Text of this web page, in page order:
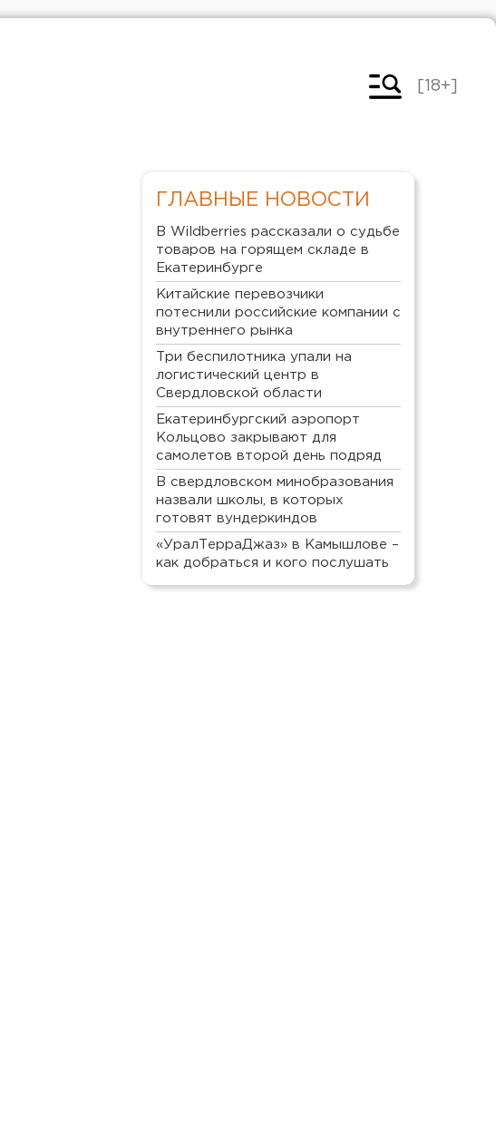
[18+]
ГЛАВНЫЕ НОВОСТИ
В Wildberries рассказали о судьбе
товаров на горящем складе в
Екатеринбурге
Китайские перевозчики
потеснили российские компании с
внутреннего рынка
Три беспилотника упали на
логистический центр в
Свердловской области
Екатеринбургский аэропорт
Кольцово закрывают для
самолетов второй день подряд
В свердловском минобразования
назвали школы, в которых
готовят вундеркиндов
«УралТерраДжаз» в Камышлове –
как добраться и кого послушать